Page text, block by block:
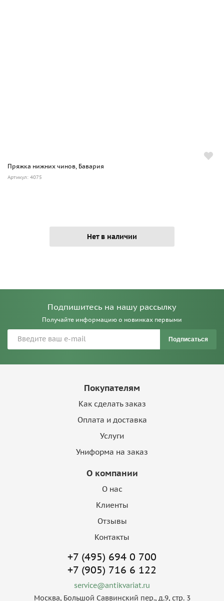
Пряжка нижних чинов, Бавария
Артикул: 4075
Нет в наличии
Подпишитесь на нашу рассылку
Получайте информацию о новинках первыми
Подписаться
Покупателям
Как сделать заказ
Оплата и доставка
Услуги
Униформа на заказ
О компании
О нас
Клиенты
Отзывы
Контакты
+7 (495) 694 0 700
+7 (905) 716 6 122
service@antikvariat.ru
Москва, Большой Саввинский пер., д.9, стр. 3